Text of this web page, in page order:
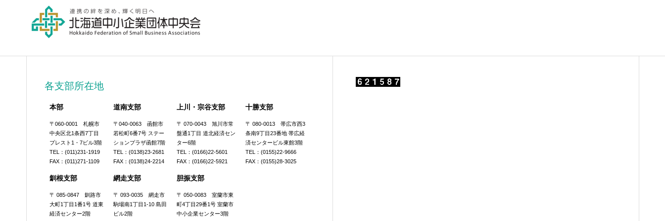
各支部所在地
本部 道南支部 上川・宗谷支部 十勝支部
〒060-0001 札幌市
中央区北1条西7丁目
プレスト1・7ビル3階
TEL：(011)231-1919
FAX：(011)271-1109
〒040-0063 函館市
若松町6番7号 ステー
ションプラザ函館7階
TEL：(0138)23-2681
FAX：(0138)24-2214
〒 070-0043 旭川市常
盤通1丁目 道北経済セン
ター6階
TEL：(0166)22-5601
FAX：(0166)22-5921
〒 080-0013 帯広市西3
条南9丁目23番地 帯広経
済センタービル東館3階
TEL：(0155)22-9666
FAX：(0155)28-3025
釧根支部 網走支部 胆振支部
〒 085-0847 釧路市
大町1丁目1番1号 道東
経済センター2階
〒 093-0035 網走市
駒場南1丁目1-10 島田
ビル2階
〒 050-0083 室蘭市東
町4丁目29番1号 室蘭市
中小企業センター3階